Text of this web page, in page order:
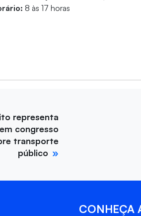
8 às 17 horas
representa
congresso
transporte
público
CONHEÇA